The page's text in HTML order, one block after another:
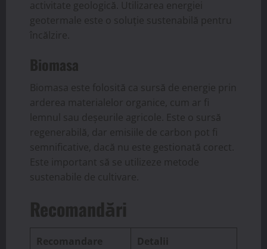
activitate geologică. Utilizarea energiei
geotermale este o soluție sustenabilă pentru
încălzire.
Biomasa
Biomasa este folosită ca sursă de energie prin
arderea materialelor organice, cum ar fi
lemnul sau deșeurile agricole. Este o sursă
regenerabilă, dar emisiile de carbon pot fi
semnificative, dacă nu este gestionată corect.
Este important să se utilizeze metode
sustenabile de cultivare.
Recomandări
Recomandare Detalii